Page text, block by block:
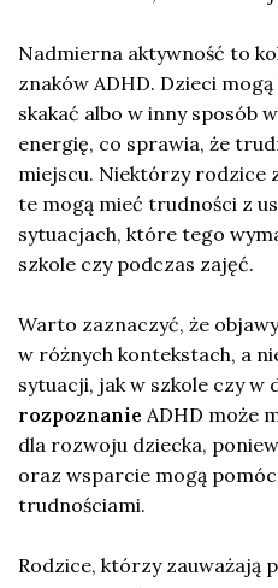
Nadmierna aktywność to
znaków ADHD. Dzieci
skakać albo w inny sposób
energię, co sprawia, że
miejscu. Niektórzy rodzice
te mogą mieć trudności z
sytuacjach, które tego
szkole czy podczas zajęć.
Warto zaznaczyć, że
w różnych kontekstach, a
sytuacji, jak w szkole czy w
rozpoznanie ADHD może
dla rozwoju dziecka,
oraz wsparcie mogą
trudnościami.
Rodzice, którzy zauważają